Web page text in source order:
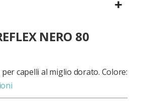
NERO 80
capelli al miglio dorato. Colore: